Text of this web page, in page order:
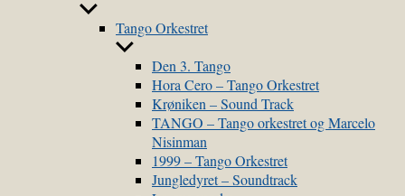
Show
Tango Orkestret
Show
menu
Den 3. Tango
Hora Cero – Tango Orkestret
Krøniken – Sound Track
TANGO – Tango orkestret og Marcelo
Nisinman
1999 – Tango Orkestret
Jungledyret – Soundtrack